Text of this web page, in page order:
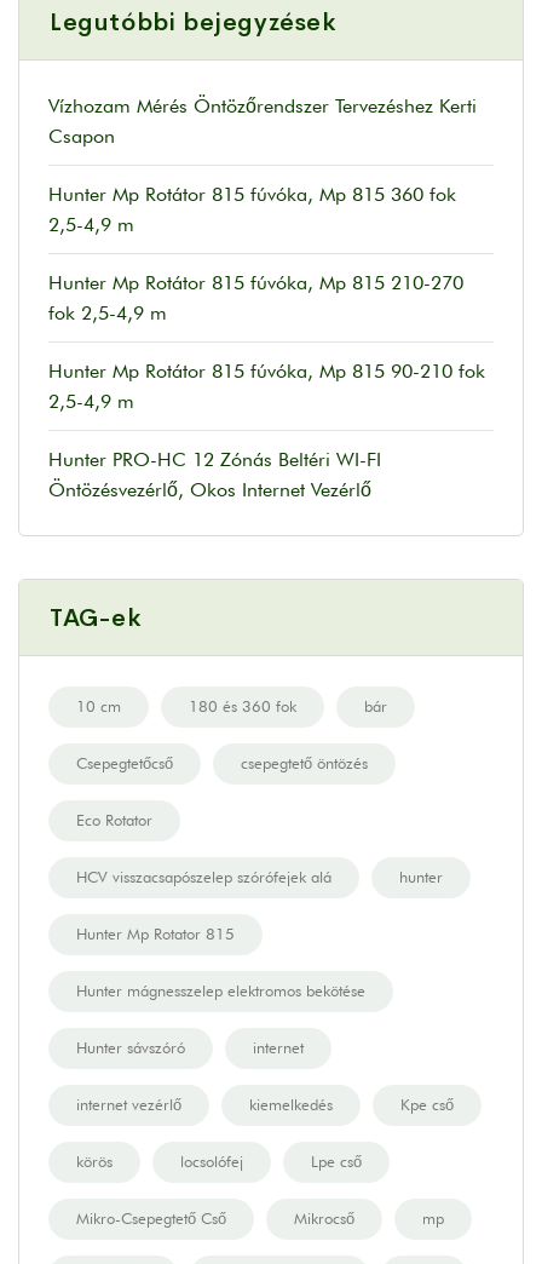
Legutóbbi bejegyzések
Vízhozam Mérés Öntözőrendszer Tervezéshez Kerti
Csapon
Hunter Mp Rotátor 815 fúvóka, Mp 815 360 fok
2,5-4,9 m
Hunter Mp Rotátor 815 fúvóka, Mp 815 210-270
fok 2,5-4,9 m
Hunter Mp Rotátor 815 fúvóka, Mp 815 90-210 fok
2,5-4,9 m
Hunter PRO-HC 12 Zónás Beltéri WI-FI
Öntözésvezérlő, Okos Internet Vezérlő
TAG-ek
10 cm 180 és 360 fok bár
Csepegtetőcső csepegtető öntözés
Eco Rotator
HCV visszacsapószelep szórófejek alá hunter
Hunter Mp Rotator 815
Hunter mágnesszelep elektromos bekötése
Hunter sávszóró internet
internet vezérlő kiemelkedés Kpe cső
körös locsolófej Lpe cső
Mikro-Csepegtető Cső Mikrocső mp